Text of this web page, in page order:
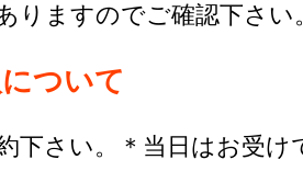
りますのでご確認下さい
ついて
下さい。＊当日はお受